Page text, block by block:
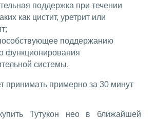
поддержка при течении
как цистит, уретрит или
поддержанию
функционирования
системы.
принимать примерно за 30 минут
Тутукон нео в ближайшей